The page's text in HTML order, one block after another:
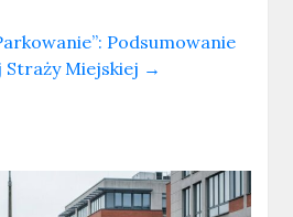
Podsumowanie
Straży Miejskiej →